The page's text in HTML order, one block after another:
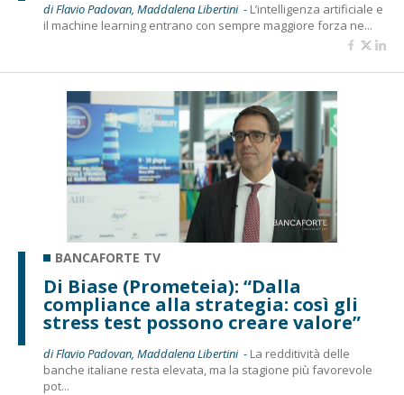
di Flavio Padovan, Maddalena Libertini - L’intelligenza artificiale e
il machine learning entrano con sempre maggiore forza ne...
BANCAFORTE TV
Di Biase (Prometeia): “Dalla
compliance alla strategia: così gli
stress test possono creare valore”
di Flavio Padovan, Maddalena Libertini - La redditività delle
banche italiane resta elevata, ma la stagione più favorevole
pot...